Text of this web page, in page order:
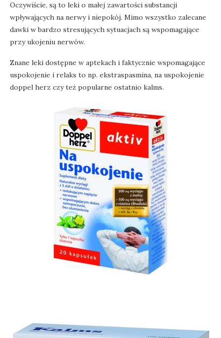
Oczywiście, są to leki o małej zawartości substancji
wpływających na nerwy i niepokój. Mimo wszystko zalecane
dawki w bardzo stresujących sytuacjach są wspomagające
przy ukojeniu nerwów.
Znane leki dostępne w aptekach i faktycznie wspomagające
uspokojenie i relaks to np. ekstraspasmina, na uspokojenie
doppel herz czy też popularne ostatnio kalms.